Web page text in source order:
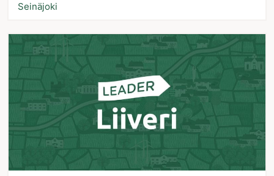
Seinäjoki